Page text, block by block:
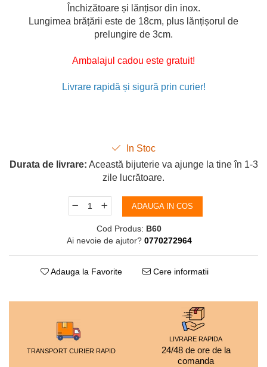
Închizătoare și lănțisor din inox.
Lungimea brățării este de 18cm, plus lănțișorul de
prelungire de 3cm.
Ambalajul cadou este gratuit!
Livrare rapidă și sigură prin curier!
In Stoc
Durata de livrare: Această bijuterie va ajunge la tine în 1-3
zile lucrătoare.
ADAUGA IN COS
Cod Produs: B60
Ai nevoie de ajutor? 0770272964
Adauga la Favorite Cere informatii
TRANSPORT CURIER RAPID
LIVRARE RAPIDA
24/48 de ore de la
comanda